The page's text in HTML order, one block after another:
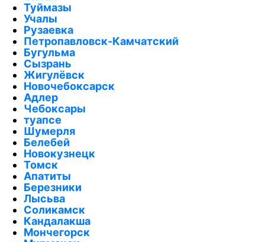
Туймазы
Учалы
Рузаевка
Петропавловск-Камчатский
Бугульма
Сызрань
Жигулёвск
Новочебоксарск
Адлер
Чебоксары
туапсе
Шумерля
Белебей
Новокузнецк
Томск
Апатиты
Березники
Лысьва
Соликамск
Кандалакша
Мончегорск